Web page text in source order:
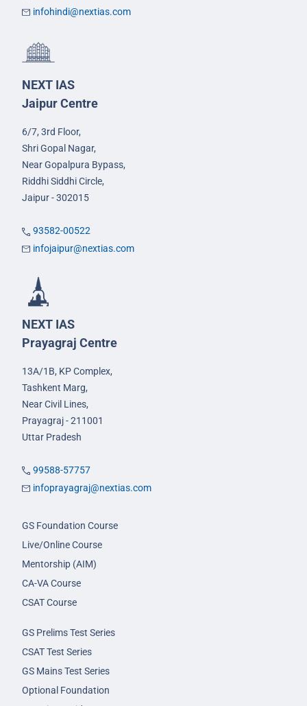
infohindi@nextias.com
NEXT IAS
Jaipur Centre
6/7, 3rd Floor,
Shri Gopal Nagar,
Near Gopalpura Bypass,
Riddhi Siddhi Circle,
Jaipur - 302015
93582-00522
infojaipur@nextias.com
NEXT IAS
Prayagraj Centre
13A/1B, KP Complex,
Tashkent Marg,
Near Civil Lines,
Prayagraj - 211001
Uttar Pradesh
99588-57757
infoprayagraj@nextias.com
GS Foundation Course
Live/Online Course
Mentorship (AIM)
CA-VA Course
CSAT Course
GS Prelims Test Series
CSAT Test Series
GS Mains Test Series
Optional Foundation